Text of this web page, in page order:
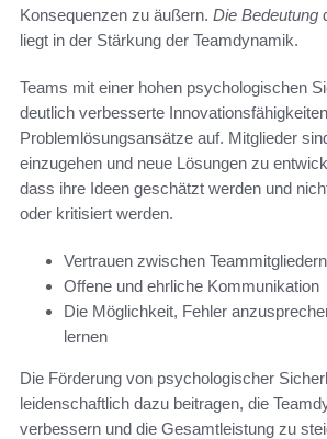
Konsequenzen zu äußern. Die Bedeutung
liegt in der Stärkung der Teamdynamik.
Teams mit einer hohen psychologischen
deutlich verbesserte
Problemlösungsansätze auf. Mitglieder
einzugehen und neue Lösungen zu
dass ihre Ideen geschätzt werden und
oder kritisiert werden.
Vertrauen zwischen Teammitgliedern
Offene und ehrliche Kommunikation
Die Möglichkeit, Fehler
lernen
Die Förderung von psychologischer
leidenschaftlich dazu beitragen, die
verbessern und die Gesamtleistung zu